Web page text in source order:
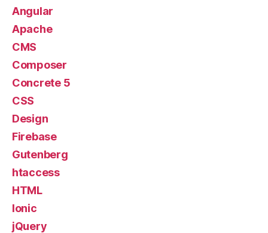
Angular
Apache
CMS
Composer
Concrete 5
CSS
Design
Firebase
Gutenberg
htaccess
HTML
Ionic
jQuery